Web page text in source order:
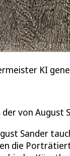
KI
von
Sander
die